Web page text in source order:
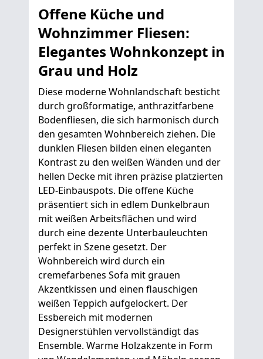
Offene Küche und
Wohnzimmer Fliesen:
Elegantes Wohnkonzept in
Grau und Holz
Diese moderne Wohnlandschaft besticht
durch großformatige, anthrazitfarbene
Bodenfliesen, die sich harmonisch durch
den gesamten Wohnbereich ziehen. Die
dunklen Fliesen bilden einen eleganten
Kontrast zu den weißen Wänden und der
hellen Decke mit ihren präzise platzierten
LED-Einbauspots. Die offene Küche
präsentiert sich in edlem Dunkelbraun
mit weißen Arbeitsflächen und wird
durch eine dezente Unterbauleuchten
perfekt in Szene gesetzt. Der
Wohnbereich wird durch ein
cremefarbenes Sofa mit grauen
Akzentkissen und einen flauschigen
weißen Teppich aufgelockert. Der
Essbereich mit modernen
Designerstühlen vervollständigt das
Ensemble. Warme Holzakzente in Form